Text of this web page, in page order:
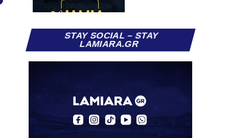
STAY SOCIAL – STAY
LAMIARA.GR